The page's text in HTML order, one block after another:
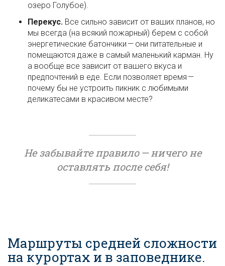
озеро Голубое).
Перекус. Все сильно зависит от ваших планов, но
мы всегда (на всякий пожарный) берем с собой
энергетические батончики — они питательные и
помещаются даже в самый маленький карман. Ну
а вообще все зависит от вашего вкуса и
предпочтений в еде. Если позволяет время —
почему бы не устроить пикник с любимыми
деликатесами в красивом месте?
Не забывайте правило — ничего не
оставлять после себя!
Маршруты средней сложности
на курортах и в заповеднике.